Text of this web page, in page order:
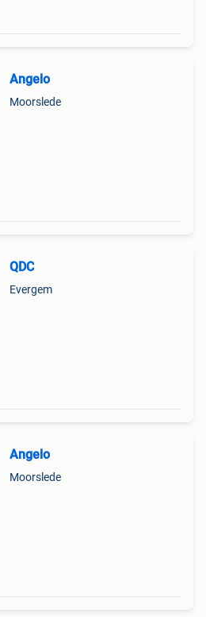
Angelo
Moorslede
QDC
Evergem
Angelo
Moorslede